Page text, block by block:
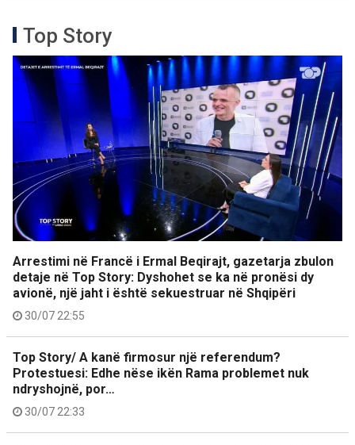
Top Story
Arrestimi në Francë i Ermal Beqirajt, gazetarja zbulon
detaje në Top Story: Dyshohet se ka në pronësi dy
avionë, një jaht i është sekuestruar në Shqipëri
30/07 22:55
Top Story/ A kanë firmosur një referendum?
Protestuesi: Edhe nëse ikën Rama problemet nuk
ndryshojnë, por…
30/07 22:33